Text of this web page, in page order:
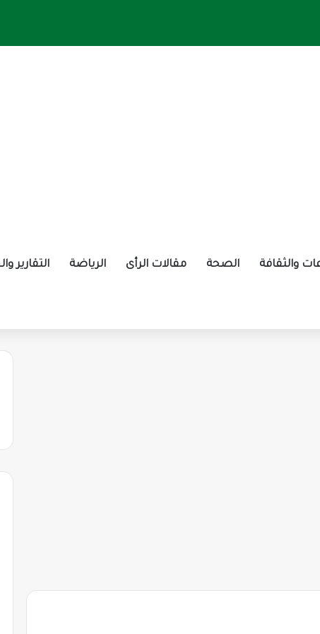
والثقافة الصحة مقالات الرأى الرياضة التقارير